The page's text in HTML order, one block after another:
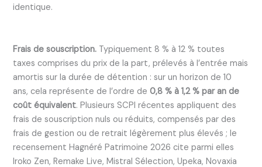
identique.
Frais de souscription. Typiquement 8 % à 12 % toutes
taxes comprises du prix de la part, prélevés à l’entrée mais
amortis sur la durée de détention : sur un horizon de 10
ans, cela représente de l’ordre de0,8 % à 1,2 % par an de
coût équivalent. Plusieurs SCPI récentes appliquent des
frais de souscription nuls ou réduits, compensés par des
frais de gestion ou de retrait légèrement plus élevés ; le
recensement Hagnéré Patrimoine 2026 cite parmi elles
Iroko Zen, Remake Live, Mistral Sélection, Upeka, Novaxia